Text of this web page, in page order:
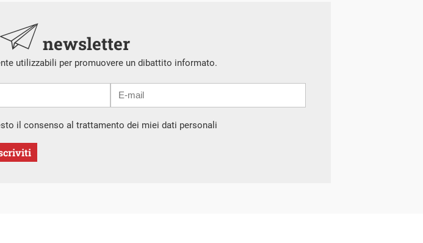
newsletter
utilizzabili per promuovere un dibattito informato.
il consenso al trattamento dei miei dati personali